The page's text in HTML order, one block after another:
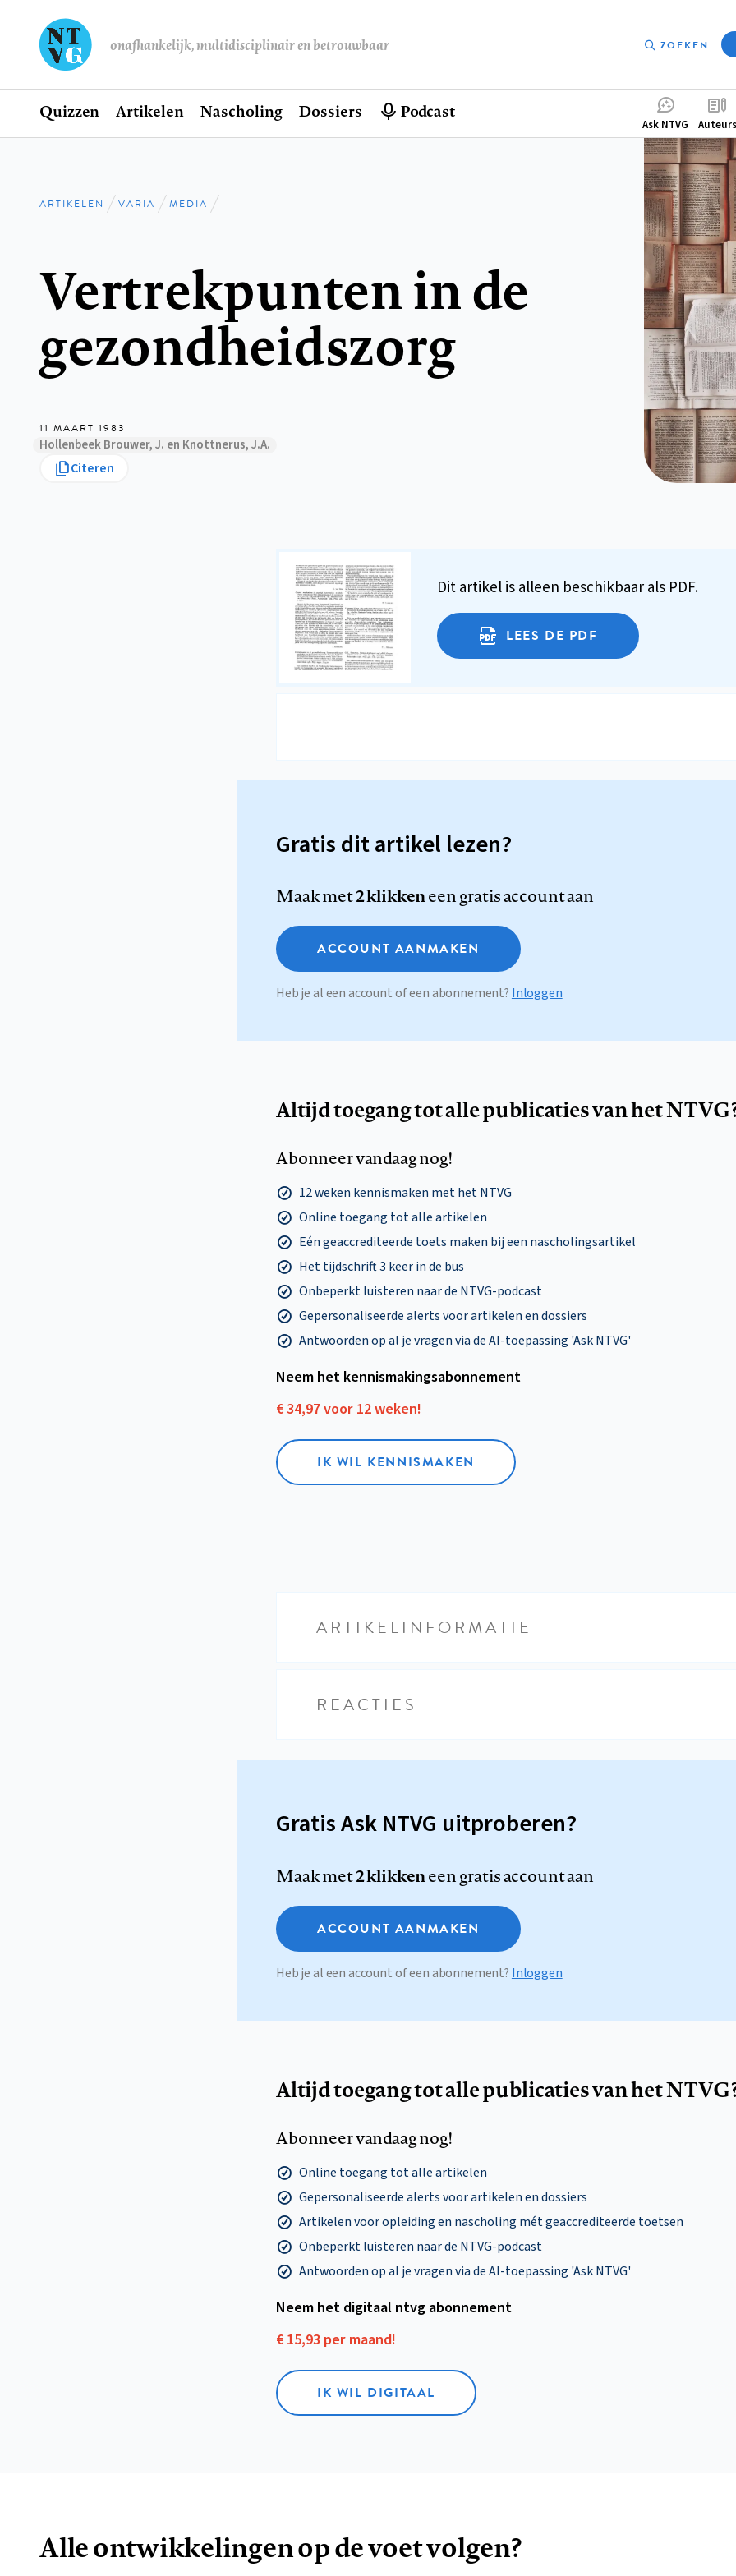
onafhankelijk, multidisciplinair en betrouwbaar ZOEKEN
Hoofdnavigatie
Home
Quizzen Artikelen Nascholing Dossiers Podcast
menu
Ask NTVG Auteurs
Kruimelpad
ARTIKELEN VARIA MEDIA
Vertrekpunten in de
gezondheidszorg
11 MAART 1983
Hollenbeek Brouwer, J. en Knottnerus, J.A.
Citeren
Dit artikel is alleen beschikbaar als PDF.
LEES DE PDF
Gratis dit artikel lezen?
Maak met2 klikkeneen gratis account aan
ACCOUNT AANMAKEN
Heb je al een account of een abonnement? Inloggen
Altijd toegang tot alle publicaties van het
Abonneer vandaag nog!
12 weken kennismaken met het NTVG
Online toegang tot alle artikelen
Eén geaccrediteerde toets maken bij een nascholingsartikel
Het tijdschrift 3 keer in de bus
Onbeperkt luisteren naar de NTVG-podcast
Gepersonaliseerde alerts voor artikelen en dossiers
Antwoorden op al je vragen via de AI-toepassing 'Ask NTVG'
Neem het kennismakings­abonnement
€ 34,97 voor 12 weken!
IK WIL KENNISMAKEN
ARTIKELINFORMATIE
REACTIES
Gratis Ask NTVG uitproberen?
Maak met2 klikkeneen gratis account aan
ACCOUNT AANMAKEN
Heb je al een account of een abonnement? Inloggen
Altijd toegang tot alle publicaties van het
Abonneer vandaag nog!
Online toegang tot alle artikelen
Gepersonaliseerde alerts voor artikelen en dossiers
Artikelen voor opleiding en nascholing mét geaccrediteerde toetsen
Onbeperkt luisteren naar de NTVG-podcast
Antwoorden op al je vragen via de AI-toepassing 'Ask NTVG'
Neem het digitaal ntvg abonnement
€ 15,93 per maand!
IK WIL DIGITAAL
Alle ontwikkelingen op de voet volgen?